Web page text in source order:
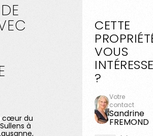
DE
cœur du
à
CETTE
VOUS
?
Votre
contact
Sandrine
FREMOND